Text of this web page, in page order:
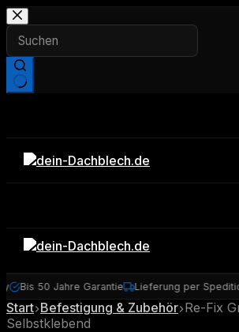
Zum
Inhalt
springen
Bis 50 Jahre Garantie Lieferung per
Start Befestigung & Zubehör Re-Fix
Selbstklebend